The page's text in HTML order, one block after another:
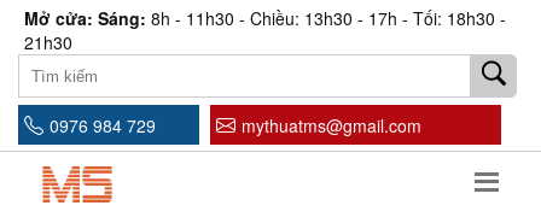
Mở cửa: Sáng: 8h - 11h30 - Chiều: 13h30 - 17h - Tối: 18h30 -
21h30
0976 984 729 mythuatms@gmail.com